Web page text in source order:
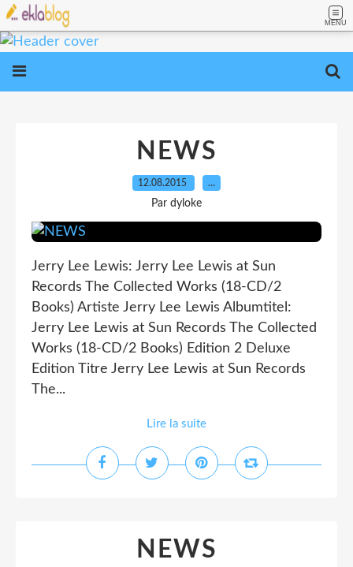
MENU
NEWS
12.08.2015 …
Par dyloke
Jerry Lee Lewis: Jerry Lee Lewis at Sun
Records The Collected Works (18-CD/2
Books) Artiste Jerry Lee Lewis Albumtitel:
Jerry Lee Lewis at Sun Records The Collected
Works (18-CD/2 Books) Edition 2 Deluxe
Edition Titre Jerry Lee Lewis at Sun Records
The...
Lire la suite
NEWS